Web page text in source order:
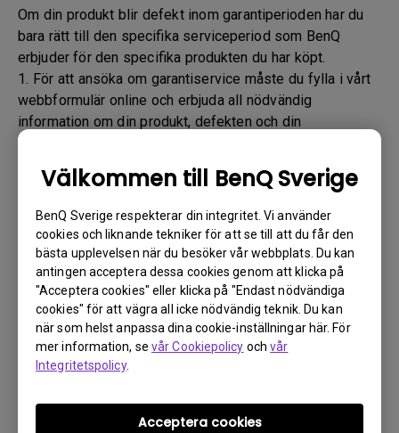
Välkommen till BenQ Sverige
BenQ Sverige respekterar din integritet. Vi använder
cookies och liknande tekniker för att se till att du får den
bästa upplevelsen när du besöker vår webbplats. Du kan
antingen acceptera dessa cookies genom att klicka på
"Acceptera cookies" eller klicka på "Endast nödvändiga
cookies" för att vägra all icke nödvändig teknik. Du kan
när som helst anpassa dina cookie-inställningar här. För
mer information, se vår Cookiepolicy ochvår
Integritetspolicy.
Acceptera cookies
Om din produkt blir defekt inom garantiperioden har du
bara rätt till den specifika serviceperiod som BenQ
erbjuder för den specifika produkten du har köpt.
1. För att ansöka om garantiservice måste du fylla i vårt
webbformulär online och erbjuda all nödvändig
information om din produkt, defekten och din
kontaktinformation. Detta kan göras
www.benq.eu
eller BenQ-webbplatsen som är
specifik för ditt land.
2. Du kommer sedan att kontaktas av det tekniska
supportteamet för BenQ ("BenQ-teamet") via e-post.
BenQ-teamet provar felsökningssteg för att hjälpa dig
eller för att bekräfta defekten.
3. Så snart defekten har bekräftats av ombudet som
hanterar ditt ärende kommer ett RMA-nummer att
utfärdas för din produkt.
4. Du måste returnera produkten till BenQ om inte annat
anges av BenQ till en BenQ auktoriserad
tjänsteleverantör. Om din produkt har levererats med
fysisk skada ber vi dig att ha följande information klar i